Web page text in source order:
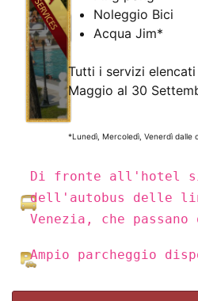
Noleggio Bici
Acqua Jim*
Tutti i servizi
Maggio al 30
*Lunedì, Mercoledì, Venerdì dalle
Di fronte all'hotel
dell'autobus delle
Venezia, che
Ampio parcheggio